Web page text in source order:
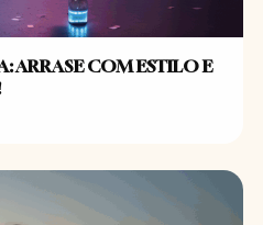
ARRASE COM ESTILO E